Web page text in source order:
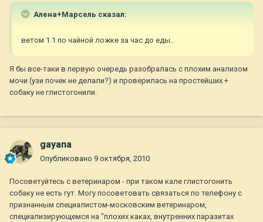
Алена+Марсель сказал:
ветом 1.1 по чайной ложке за час до еды..
Я бы все-таки в первую очередь разобралась с плохим анализом
мочи (узи почек не делали?) и проверилась на простейших +
собаку не глистогонили.
gayana
Опубликовано 9 октября, 2010
Посоветуйтесь с ветеринаром - при таком кале глистогонить
собаку не есть гут. Могу посоветовать связаться по телефону с
признанным специалистом-московским ветеринаром,
специализирующемся на "плохих каках, внутренних паразитах